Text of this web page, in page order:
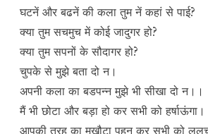
घटनें और बढनें की कला तुम नें कहां से पाई?
क्या तुम सचमुच में कोई जादुगर हो?
क्या तुम सपनों के सौदागर हो?
चुपके से मुझे बता दो न।
अपनी कला का बडपन्न मुझे भी सीखा दो न।।
मैं भी छोटा और बड़ा हो कर सभी को हर्षाऊंगा।
आपकी तरह का मुखौटा पहन कर सभी को